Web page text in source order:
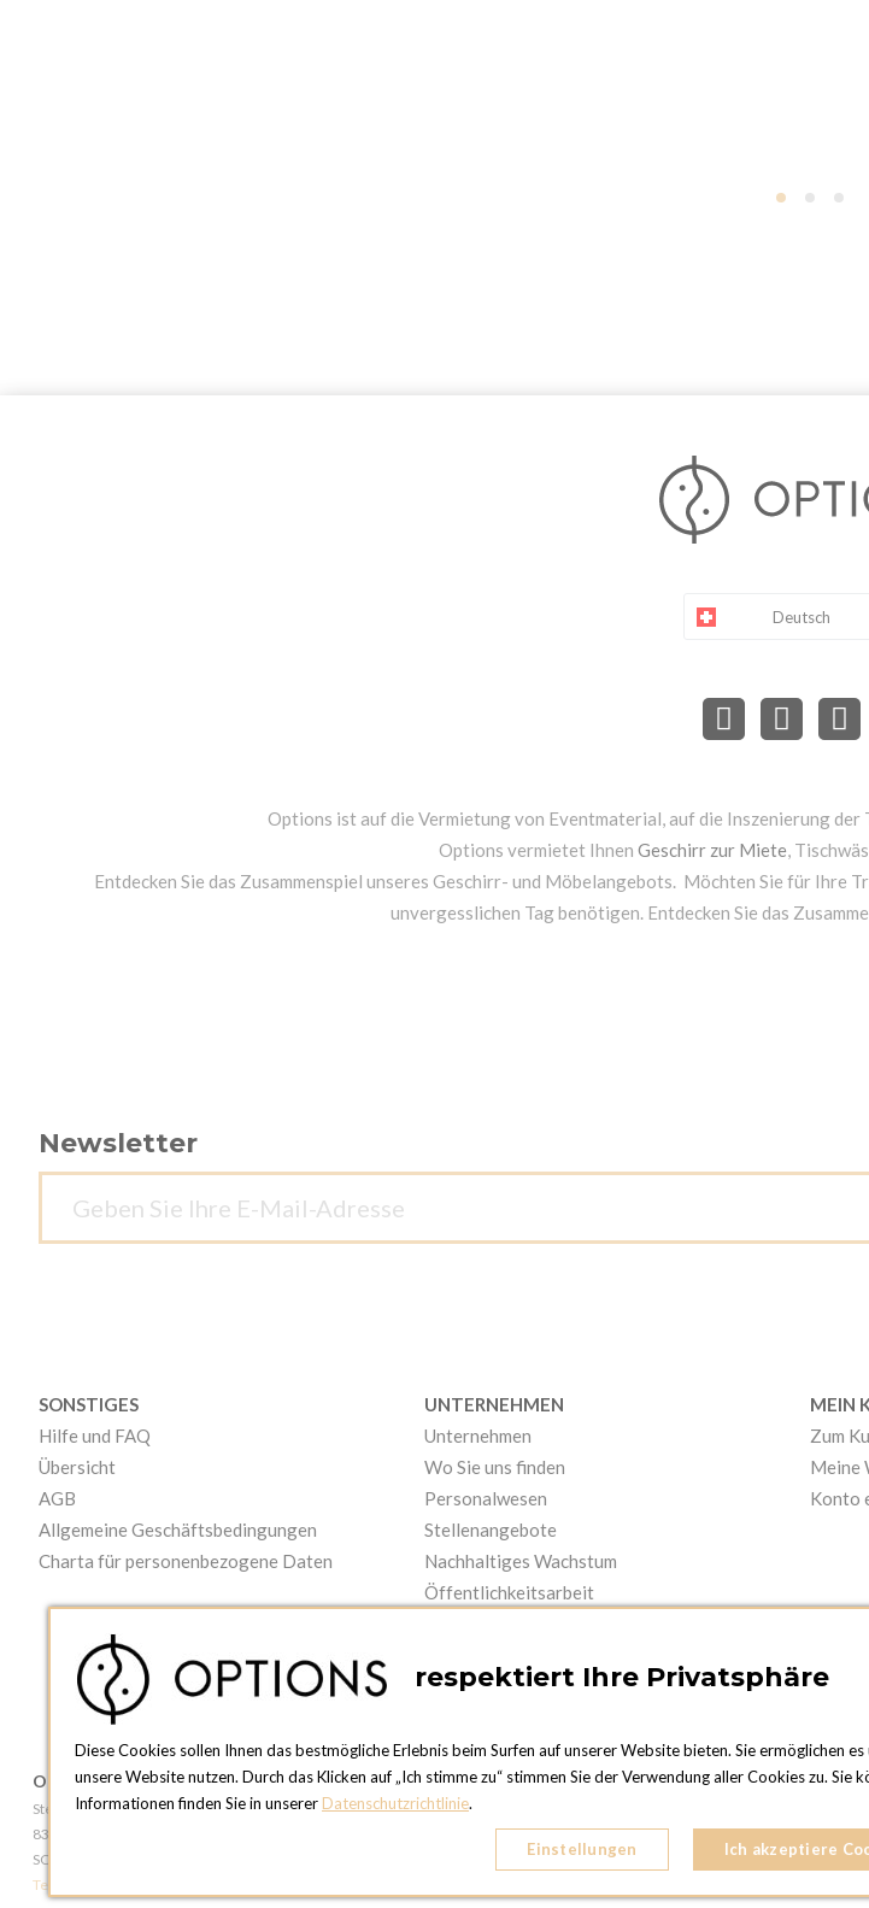
Deutsch
Options ist auf die Vermietung von Eventmaterial, auf die Inszenierung
Options vermietet Ihnen Geschirr zur Miete,
Entdecken Sie das Zusammenspiel unseres Geschirr- und Möbelangebots. Möchten Sie für Ihre
unvergesslichen Tag benötigen. Entdecken Sie das
Newsletter
SONSTIGES
Hilfe und FAQ
Übersicht
AGB
Allgemeine Geschäftsbedingungen
Charta für personenbezogene Daten
UNTERNEHMEN
Unternehmen
Wo Sie uns finden
Personalwesen
Stellenangebote
Nachhaltiges Wachstum
Öffentlichkeitsarbeit
MEIN
Zum
Meine
Konto
OPTIONS ZÜRICH
Steinackerstrasse 55,
8302 Kloten
SCHWEIZ
Telefon:
OPTIONS GENF
81, Route du Bois-des-Frères
1219 Le Lignon
respektiert Ihre Privatsphäre
Diese Cookies sollen Ihnen das bestmögliche Erlebnis beim Surfen auf unserer Website bieten. Sie ermöglichen
unsere Website nutzen. Durch das Klicken auf „Ich stimme zu“ stimmen Sie der Verwendung aller Cookies zu.
Informationen finden Sie in unserer Datenschutzrichtlinie.
Einstellungen Ich akzeptiere